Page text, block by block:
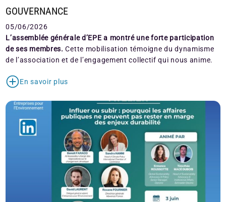
GOUVERNANCE
05/06/2026
L’assemblée générale d’EPE a montré une forte participation
de ses membres.Cette mobilisation témoigne du dynamisme
de l’association et de l’engagement collectif qui nous anime.
En savoir plus